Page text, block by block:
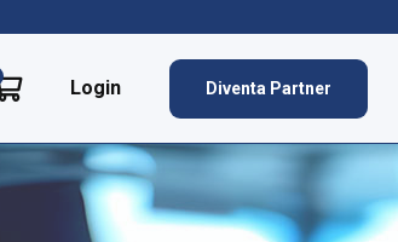
Login Diventa Partner